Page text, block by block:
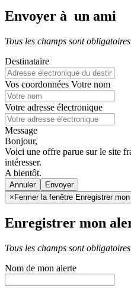
Envoyer à un ami
Tous les champs sont obligatoires
Destinataire
Vos coordonnées Votre nom
Votre adresse électronique
Message
Bonjour,
Voici une offre parue sur le site
intéresser.
A bientôt.
Annuler
× Fermer la fenêtre Enregistrer
Enregistrer mon
Tous les champs sont obligatoires
Nom de mon alerte